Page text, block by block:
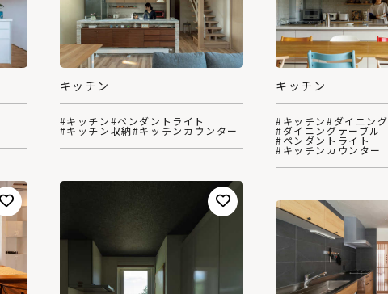
キッチン
#キッチン#ペンダントライト
#キッチン収納#キッチンカウンター
キッチン
#キッチン#ダイニング
#ダイニングテーブル
#ペンダントライト
#キッチンカウンター